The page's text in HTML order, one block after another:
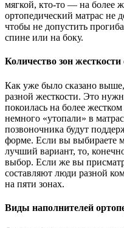
мягкой, кто-то — на более
ортопедический матрас не
чтобы не допустить
спине или на боку.
Количество зон
Как уже было сказано
разной жесткости. Это
покоилась на более
немного «утопали» в
позвоночника будут
форме. Если вы выбираете
лучший вариант, то,
выбор. Если же вы
составляют люди разной
на пяти зонах.
Виды наполнителей